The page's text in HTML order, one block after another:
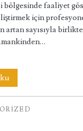
bölgesinde faaliyet
için
artan sayısıyla
Mersin
Erdemli
Profesyonel